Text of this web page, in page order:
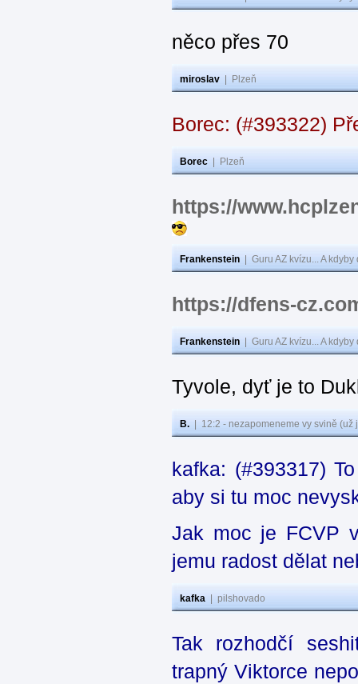
něco přes 70
miroslav Plzeň
Borec: (#393322)
Borec Plzeň
https://
Frankenstein Guru AZ kvízu... A
https://dfens-
Frankenstein Guru AZ kvízu... A
Tyvole, dyť je to
B. 12:2 - nezapomeneme vy svině
kafka: (#393317)
aby si tu moc
Jak moc je FCVP
jemu radost dělat
kafka pilshovado
Tak rozhodčí
trapný Viktorce